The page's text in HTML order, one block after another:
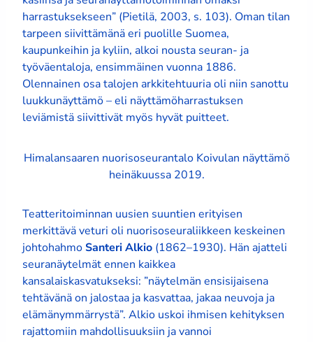
harrastuksekseen” (Pietilä, 2003, s. 103). Oman tilan
tarpeen siivittämänä eri puolille Suomea,
kaupunkeihin ja kyliin, alkoi nousta seuran- ja
työväentaloja, ensimmäinen vuonna 1886.
Olennainen osa talojen arkkitehtuuria oli niin sanottu
luukkunäyttämö – eli näyttämöharrastuksen
leviämistä siivittivät myös hyvät puitteet.
Himalansaaren nuorisoseurantalo Koivulan näyttämö
heinäkuussa 2019.
Teatteritoiminnan uusien suuntien erityisen
merkittävä veturi oli nuorisoseuraliikkeen keskeinen
johtohahmoSanteri Alkio (1862–1930). Hän ajatteli
seuranäytelmät ennen kaikkea
kansalaiskasvatukseksi: ”näytelmän ensisijaisena
tehtävänä on jalostaa ja kasvattaa, jakaa neuvoja ja
elämänymmärrystä”. Alkio uskoi ihmisen kehityksen
rajattomiin mahdollisuuksiin ja vannoi